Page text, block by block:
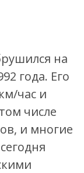
на
года. Его
час и
числе
и многие